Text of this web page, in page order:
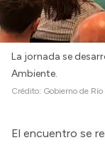
La jornada se
Ambiente.
Crédito: Gobierno de
El encuentro se